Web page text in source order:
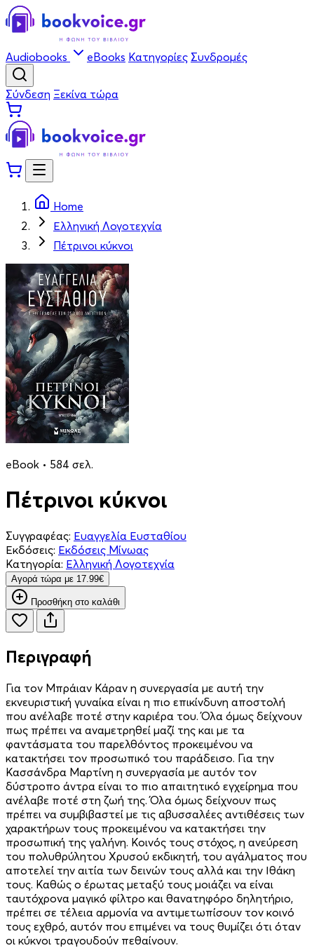
Audiobooks eBooks Κατηγορίες Συνδρομές
Σύνδεση Ξεκίνα τώρα
Home
Ελληνική Λογοτεχνία
Πέτρινοι κύκνοι
eBook • 584 σελ.
Πέτρινοι κύκνοι
Συγγραφέας: Ευαγγελία Ευσταθίου
Εκδόσεις: Εκδόσεις Μίνωας
Κατηγορία: Ελληνική Λογοτεχνία
Aγορά τώρα με 17.99€
Προσθήκη στο καλάθι
Περιγραφή
Για τον Μπράιαν Κάραν η συνεργασία με αυτή την
εκνευριστική γυναίκα είναι η πιο επικίνδυνη αποστολή
που ανέλαβε ποτέ στην καριέρα του. Όλα όμως δείχνουν
πως πρέπει να αναμετρηθεί μαζί της και με τα
φαντάσματα του παρελθόντος προκειμένου να
κατακτήσει τον προσωπικό του παράδεισο. Για την
Κασσάνδρα Μαρτίνη η συνεργασία με αυτόν τον
δύστροπο άντρα είναι το πιο απαιτητικό εγχείρημα που
ανέλαβε ποτέ στη ζωή της. Όλα όμως δείχνουν πως
πρέπει να συμβιβαστεί με τις αβυσσαλέες αντιθέσεις των
χαρακτήρων τους προκειμένου να κατακτήσει την
προσωπική της γαλήνη. Κοινός τους στόχος, η ανεύρεση
του πολυθρύλητου Χρυσού εκδικητή, του αγάλματος που
αποτελεί την αιτία των δεινών τους αλλά και την Ιθάκη
τους. Καθώς ο έρωτας μεταξύ τους μοιάζει να είναι
ταυτόχρονα μαγικό φίλτρο και θανατηφόρο δηλητήριο,
πρέπει σε τέλεια αρμονία να αντιμετωπίσουν τον κοινό
τους εχθρό, αυτόν που επιμένει να τους θυμίζει ότι όταν
οι κύκνοι τραγουδούν πεθαίνουν.